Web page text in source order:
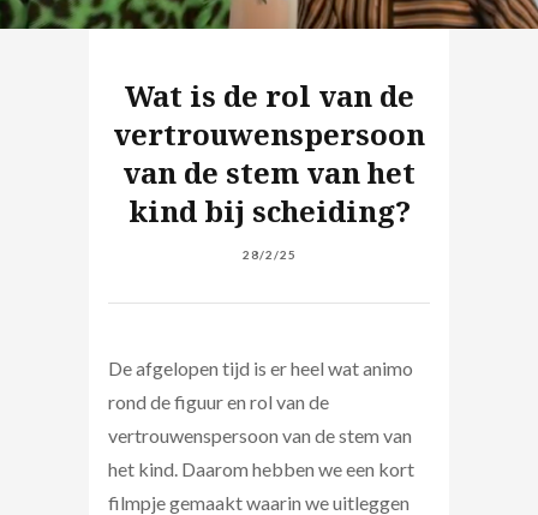
Wat is de rol van de
vertrouwenspersoon
van de stem van het
kind bij scheiding?
28/2/25
De afgelopen tijd is er heel wat animo
rond de figuur en rol van de
vertrouwenspersoon van de stem van
het kind. Daarom hebben we een kort
filmpje gemaakt waarin we uitleggen